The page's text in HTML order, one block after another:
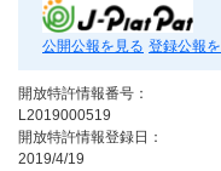
公開公報を見る 登録公報
開放特許情報番号：
L2019000519
開放特許情報登録日：
2019/4/19